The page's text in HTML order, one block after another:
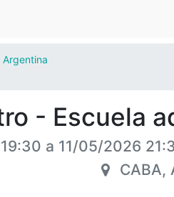
Argentina
- Escuela
a 11/05/2026
CABA,